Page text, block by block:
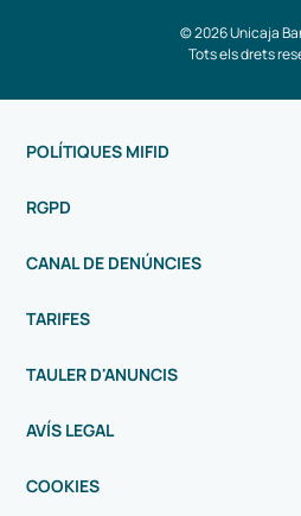
© 2026 Unicaja
Tots els drets
POLÍTIQUES MIFID
RGPD
CANAL DE DENÚNCIES
TARIFES
TAULER D'ANUNCIS
AVÍS LEGAL
COOKIES